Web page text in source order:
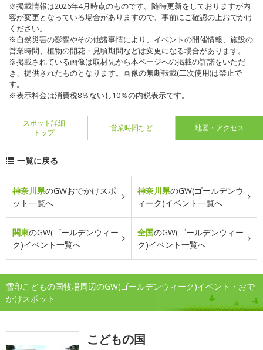
※掲載情報は2026年4月時点のものです。随時更新をしておりますが内
容が変更となっている場合がありますので、事前にご確認の上おでかけ
ください。
※自然災害の影響やその他諸事情により、イベントの開催情報、施設の
営業時間、植物の開花・見頃期間などは変更になる場合があります。
※掲載されている画像は取材先から本ページへの掲載の許諾をいただ
き、提供されたものとなります。画像の無断転載(二次使用)は禁止で
す。
※表示料金は消費税8％ないし10％の内税表示です。
スポット詳細
トップ
営業時間など 地図・アクセス
一覧に戻る
神奈川県のGWおでかけスポ
ット一覧へ
神奈川県のGW(ゴールデンウ
ィーク)イベント一覧へ
関東のGW(ゴールデンウィー
ク)イベント一覧へ
全国のGW(ゴールデンウィー
ク)イベント一覧へ
雪印こどもの国牧場周辺のGW(ゴールデンウィーク)イベント・おで
かけスポット
こどもの国